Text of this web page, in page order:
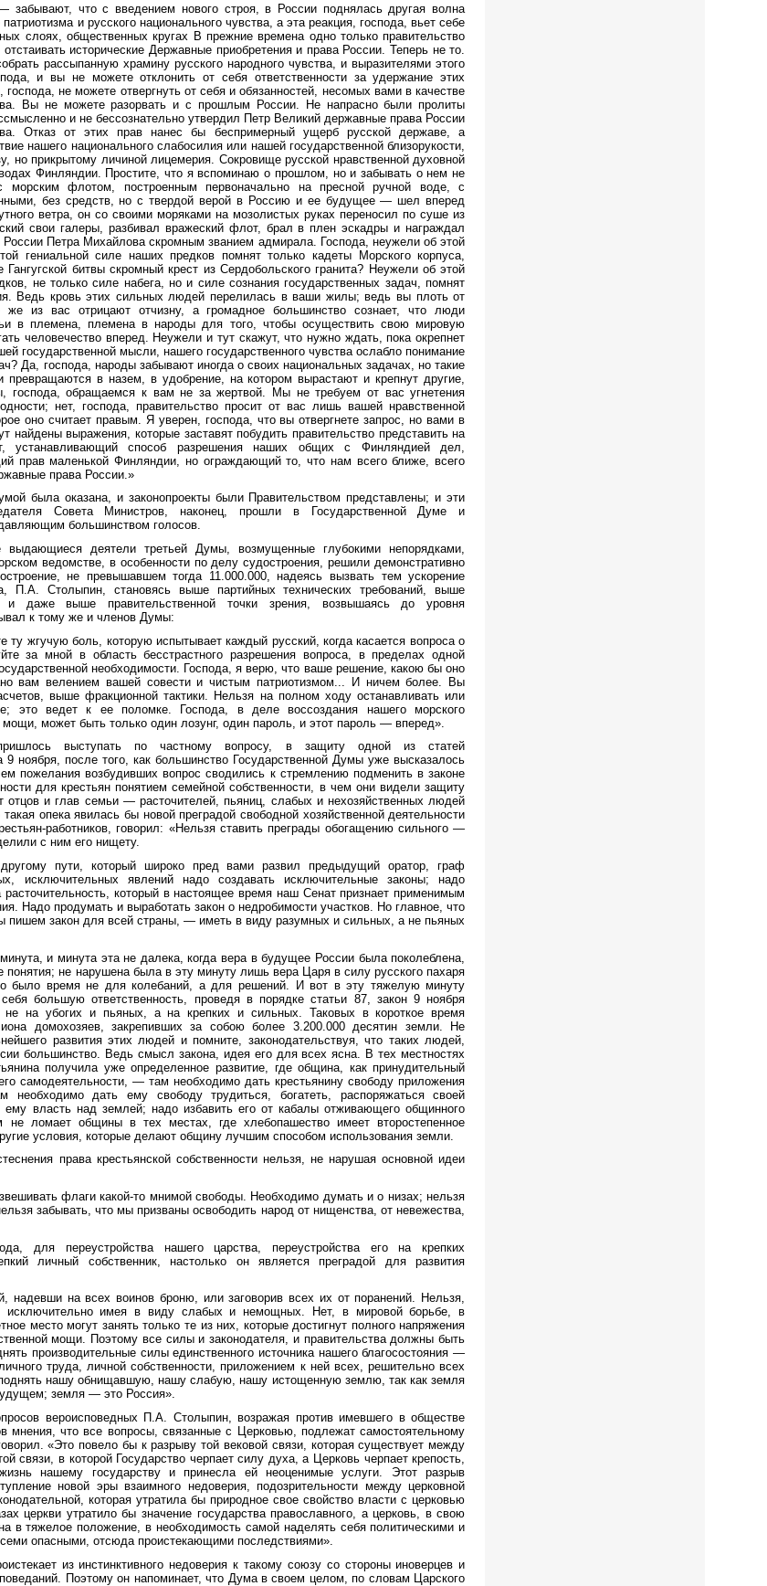
что с введением нового строя, в России поднялась другая волна
и русского национального чувства, а эта реакция, господа, вьет себе
слоях, общественных кругах В прежние времена одно только правительство
исторические Державные приобретения и права России. Теперь не то.
рассыпанную храмину русского народного чувства, и выразителями этого
и вы не можете отклонить от себя ответственности за удержание этих
не можете отвергнуть от себя и обязанностей, несомых вами в качестве
Вы не можете разорвать и с прошлым России. Не напрасно были пролиты
и не бессознательно утвердил Петр Великий державные права России
Отказ от этих прав нанес бы беспримерный ущерб русской державе, а
нашего национального слабосилия или нашей государственной близорукости,
но прикрытому личиной лицемерия. Сокровище русской нравственной духовной
Финляндии. Простите, что я вспоминаю о прошлом, но и забывать о нем не
морским флотом, построенным первоначально на пресной ручной воде, с
без средств, но с твердой верой в Россию и ее будущее — шел вперед
ветра, он со своими моряками на мозолистых руках переносил по суше из
свои галеры, разбивал вражеский флот, брал в плен эскадры и награждал
России Петра Михайлова скромным званием адмирала. Господа, неужели об этой
гениальной силе наших предков помнят только кадеты Морского корпуса,
Гангугской битвы скромный крест из Сердобольского гранита? Неужели об этой
не только силе набега, но и силе сознания государственных задач, помнят
Ведь кровь этих сильных людей перелилась в ваши жилы; ведь вы плоть от
из вас отрицают отчизну, а громадное большинство сознает, что люди
в племена, племена в народы для того, чтобы осуществить свою мировую
человечество вперед. Неужели и тут скажут, что нужно ждать, пока окрепнет
государственной мысли, нашего государственного чувства ослабло понимание
Да, господа, народы забывают иногда о своих национальных задачах, но такие
превращаются в назем, в удобрение, на котором вырастают и крепнут другие,
господа, обращаемся к вам не за жертвой. Мы не требуем от вас угнетения
нет, господа, правительство просит от вас лишь вашей нравственной
оно считает правым. Я уверен, господа, что вы отвергнете запрос, но вами в
найдены выражения, которые заставят побудить правительство представить на
устанавливающий способ разрешения наших общих с Финляндией дел,
прав маленькой Финляндии, но ограждающий то, что нам всего ближе, всего
права России.»
была оказана, и законопроекты были Правительством представлены; и эти
Совета Министров, наконец, прошли в Государственной Думе и
большинством голосов.
выдающиеся деятели третьей Думы, возмущенные глубокими непорядками,
ведомстве, в особенности по делу судостроения, решили демонстративно
не превышавшем тогда 11.000.000, надеясь вызвать тем ускорение
П.А. Столыпин, становясь выше партийных технических требований, выше
и даже выше правительственной точки зрения, возвышаясь до уровня
к тому же и членов Думы:
ту жгучую боль, которую испытывает каждый русский, когда касается вопроса о
за мной в область бесстрастного разрешения вопроса, в пределах одной
необходимости. Господа, я верю, что ваше решение, какою бы оно
вам велением вашей совести и чистым патриотизмом... И ничем более. Вы
выше фракционной тактики. Нельзя на полном ходу останавливать или
это ведет к ее поломке. Господа, в деле воссоздания нашего морского
может быть только один лозунг, один пароль, и этот пароль — вперед».
выступать по частному вопросу, в защиту одной из статей
9 ноября, после того, как большинство Государственной Думы уже высказалось
пожелания возбудивших вопрос сводились к стремлению подменить в законе
для крестьян понятием семейной собственности, в чем они видели защиту
отцов и глав семьи — расточителей, пьяниц, слабых и нехозяйственных людей
опека явилась бы новой преградой свободной хозяйственной деятельности
работников, говорил: «Нельзя ставить преграды обогащению сильного —
с ним его нищету.
пути, который широко пред вами развил предыдущий оратор, граф
исключительных явлений надо создавать исключительные законы; надо
расточительность, который в настоящее время наш Сенат признает применимым
Надо продумать и выработать закон о недробимости участков. Но главное, что
пишем закон для всей страны, — иметь в виду разумных и сильных, а не пьяных
и минута эта не далека, когда вера в будущее России была поколеблена,
понятия; не нарушена была в эту минуту лишь вера Царя в силу русского пахаря
было время не для колебаний, а для решений. И вот в эту тяжелую минуту
большую ответственность, проведя в порядке статьи 87, закон 9 ноября
не на убогих и пьяных, а на крепких и сильных. Таковых в короткое время
домохозяев, закрепивших за собою более 3.200.000 десятин земли. Не
развития этих людей и помните, законодательствуя, что таких людей,
большинство. Ведь смысл закона, идея его для всех ясна. В тех местностях
получила уже определенное развитие, где община, как принудительный
самодеятельности, — там необходимо дать крестьянину свободу приложения
необходимо дать ему свободу трудиться, богатеть, распоряжаться своей
ему власть над землей; надо избавить его от кабалы отживающего общинного
не ломает общины в тех местах, где хлебопашество имеет второстепенное
условия, которые делают общину лучшим способом использования земли.
права крестьянской собственности нельзя, не нарушая основной идеи
флаги какой-то мнимой свободы. Необходимо думать и о низах; нельзя
забывать, что мы призваны освободить народ от нищенства, от невежества,
для переустройства нашего царства, переустройства его на крепких
личный собственник, настолько он является преградой для развития
надевши на всех воинов броню, или заговорив всех их от поранений. Нельзя,
исключительно имея в виду слабых и немощных. Нет, в мировой борьбе, в
место могут занять только те из них, которые достигнут полного напряжения
мощи. Поэтому все силы и законодателя, и правительства должны быть
производительные силы единственного источника нашего благосостояния —
труда, личной собственности, приложением к ней всех, решительно всех
нашу обнищавшую, нашу слабую, нашу истощенную землю, так как земля
земля — это Россия».
вероисповедных П.А. Столыпин, возражая против имевшего в обществе
мнения, что все вопросы, связанные с Церковью, подлежат самостоятельному
«Это повело бы к разрыву той вековой связи, которая существует между
связи, в которой Государство черпает силу духа, а Церковь черпает крепость,
нашему государству и принесла ей неоценимые услуги. Этот разрыв
новой эры взаимного недоверия, подозрительности между церковной
которая утратила бы природное свое свойство власти с церковью
церкви утратило бы значение государства православного, а церковь, в свою
в тяжелое положение, в необходимость самой наделять себя политическими и
опасными, отсюда проистекающими последствиями».
из инстинктивного недоверия к такому союзу со стороны иноверцев и
Поэтому он напоминает, что Дума в своем целом, по словам Царского